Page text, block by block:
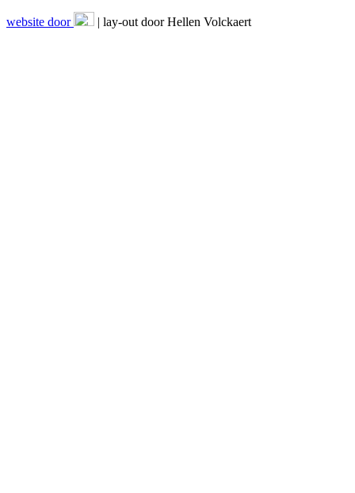
website door | lay-out door Hellen Volckaert